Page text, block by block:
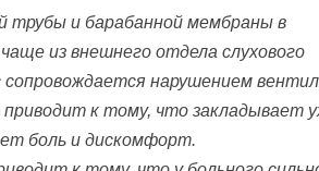
трубы и барабанной мембраны в
из внешнего отдела слухового
нарушением
к тому, что закладывает
боль и дискомфорт.